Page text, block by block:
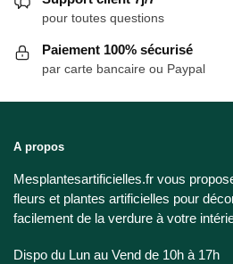
pour toutes questions
Paiement 100% sécurisé
par carte bancaire ou Paypal
A propos
Mesplantesartificielles.fr vous
fleurs et plantes artificielles pour
facilement de la verdure à votre
Dispo du Lun au Vend de 10h à 17h